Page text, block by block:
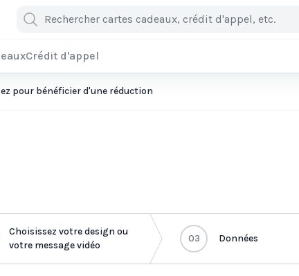
Crédit d'appel
pour bénéficier d'une réduction
Choisissez votre design ou
votre message vidéo
03 Données